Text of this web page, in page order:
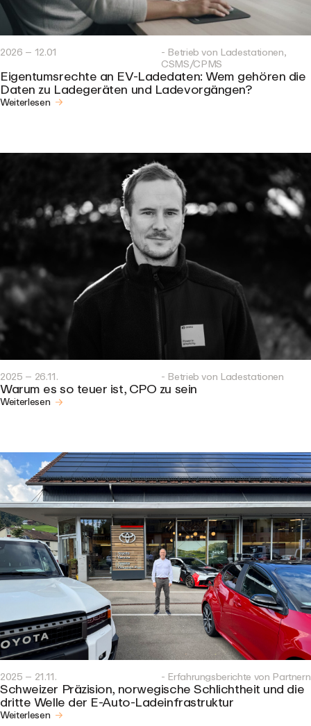
2026 – 12.01 - Betrieb von Ladestationen,
CSMS/CPMS
Eigentumsrechte an EV-Ladedaten: Wem gehören die
Daten zu Ladegeräten und Ladevorgängen?
Weiterlesen
2025 – 26.11. - Betrieb von Ladestationen
Warum es so teuer ist, CPO zu sein
Weiterlesen
2025 – 21.11. - Erfahrungsberichte von Partnern
Schweizer Präzision, norwegische Schlichtheit und die
dritte Welle der E-Auto-Ladeinfrastruktur
Weiterlesen